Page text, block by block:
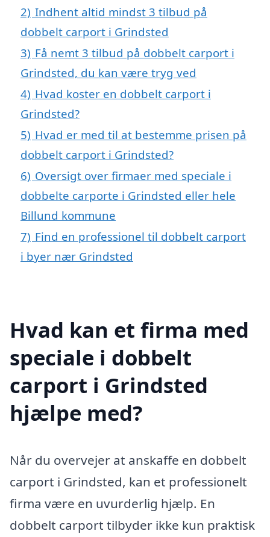
2) Indhent altid mindst 3 tilbud på
dobbelt carport i Grindsted
3) Få nemt 3 tilbud på dobbelt carport i
Grindsted, du kan være tryg ved
4) Hvad koster en dobbelt carport i
Grindsted?
5) Hvad er med til at bestemme prisen på
dobbelt carport i Grindsted?
6) Oversigt over firmaer med speciale i
dobbelte carporte i Grindsted eller hele
Billund kommune
7) Find en professionel til dobbelt carport
i byer nær Grindsted
Hvad kan et firma med
speciale i dobbelt
carport i Grindsted
hjælpe med?
Når du overvejer at anskaffe en dobbelt
carport i Grindsted, kan et professionelt
firma være en uvurderlig hjælp. En
dobbelt carport tilbyder ikke kun praktisk